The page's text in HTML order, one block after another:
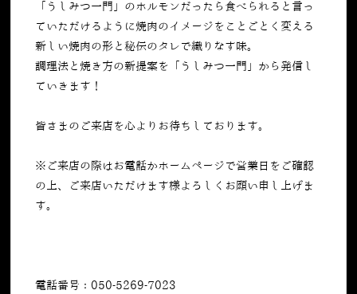
「うしみつ一門」のホルモンだったら食べられると言っ
ていただけるように焼肉のイメージをことごとく変える
新しい焼肉の形と秘伝のタレで織りなす味。
調理法と焼き方の新提案を「うしみつ一門」から発信し
ていきます！
皆さまのご来店を心よりお待ちしております。
※ご来店の際はお電話かホームページで営業日をご確認
の上、ご来店いただけます様よろしくお願い申し上げま
す。
電話番号：050-5269-7023